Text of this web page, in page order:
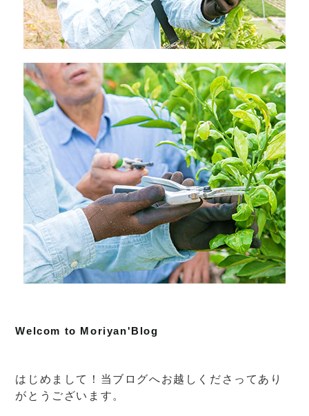
Welcom to Moriyan'Blog
はじめまして！当ブログへお越しくださってあり
がとうございます。